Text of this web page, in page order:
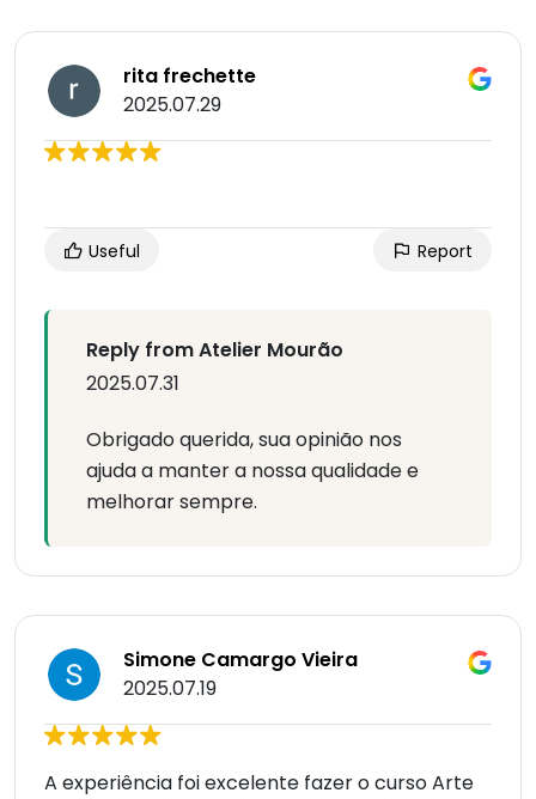
rita frechette
2025.07.29
Useful Report
Reply from Atelier Mourão
2025.07.31
Obrigado querida, sua opinião nos
ajuda a manter a nossa qualidade e
melhorar sempre.
Simone Camargo Vieira
2025.07.19
A experiência foi excelente fazer o curso Arte